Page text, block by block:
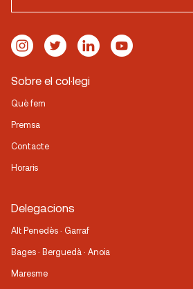
Sobre el col·legi
Què fem
Premsa
Contacte
Horaris
Delegacions
Alt Penedès · Garraf
Bages · Berguedà · Anoia
Maresme